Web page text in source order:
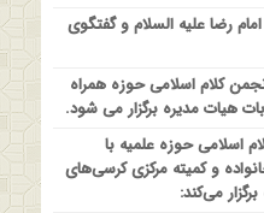
با عنوان “خداشناسی از
؛ کاوش های #وحیانی و
بین المللی’فلسفه دین
رضا علیه السلام و گفتگوی
کلام اسلامی حوزه همراه
هیات مدیره برگزار می شود.
اسلامی حوزه علمیه با
و کمیته مرکزی کرسی‌های
می‌کند: